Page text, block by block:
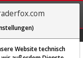
REGIS-
TRIEREN
Website technisch